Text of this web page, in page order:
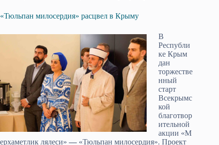
«Тюльпан милосердия» расцвел в Крыму
В
Республи
ке Крым
дан
торжестве
нный
старт
Всекрымс
кой
благотвор
ительной
акции «М
ерхаметлик лялеси» — «Тюльпан милосердия». Проект